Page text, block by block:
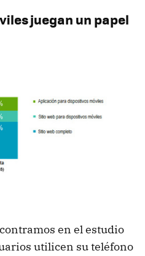
juegan un papel
en el estudio
utilicen su teléfono